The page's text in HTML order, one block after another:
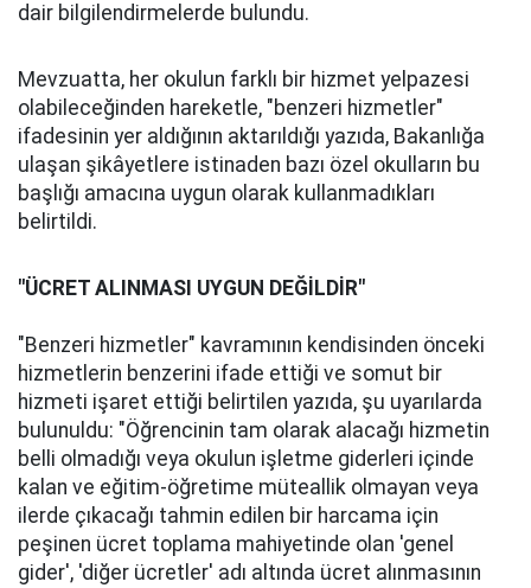
dair bilgilendirmelerde bulundu.
Mevzuatta, her okulun farklı bir hizmet yelpazesi
olabileceğinden hareketle, "benzeri hizmetler"
ifadesinin yer aldığının aktarıldığı yazıda, Bakanlığa
ulaşan şikâyetlere istinaden bazı özel okulların bu
başlığı amacına uygun olarak kullanmadıkları
belirtildi.
"ÜCRET ALINMASI UYGUN DEĞİLDİR"
"Benzeri hizmetler" kavramının kendisinden önceki
hizmetlerin benzerini ifade ettiği ve somut bir
hizmeti işaret ettiği belirtilen yazıda, şu uyarılarda
bulunuldu: "Öğrencinin tam olarak alacağı hizmetin
belli olmadığı veya okulun işletme giderleri içinde
kalan ve eğitim-öğretime müteallik olmayan veya
ilerde çıkacağı tahmin edilen bir harcama için
peşinen ücret toplama mahiyetinde olan 'genel
gider', 'diğer ücretler' adı altında ücret alınmasının